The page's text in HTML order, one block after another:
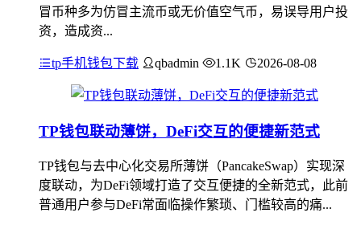
冒币种多为仿冒主流币或无价值空气币，易误导用户投
资，造成资...
tp手机钱包下载 qbadmin 1.1K 2026-08-08
TP钱包联动薄饼，DeFi交互的便捷新范式
TP钱包与去中心化交易所薄饼（PancakeSwap）实现深
度联动，为DeFi领域打造了交互便捷的全新范式，此前
普通用户参与DeFi常面临操作繁琐、门槛较高的痛...